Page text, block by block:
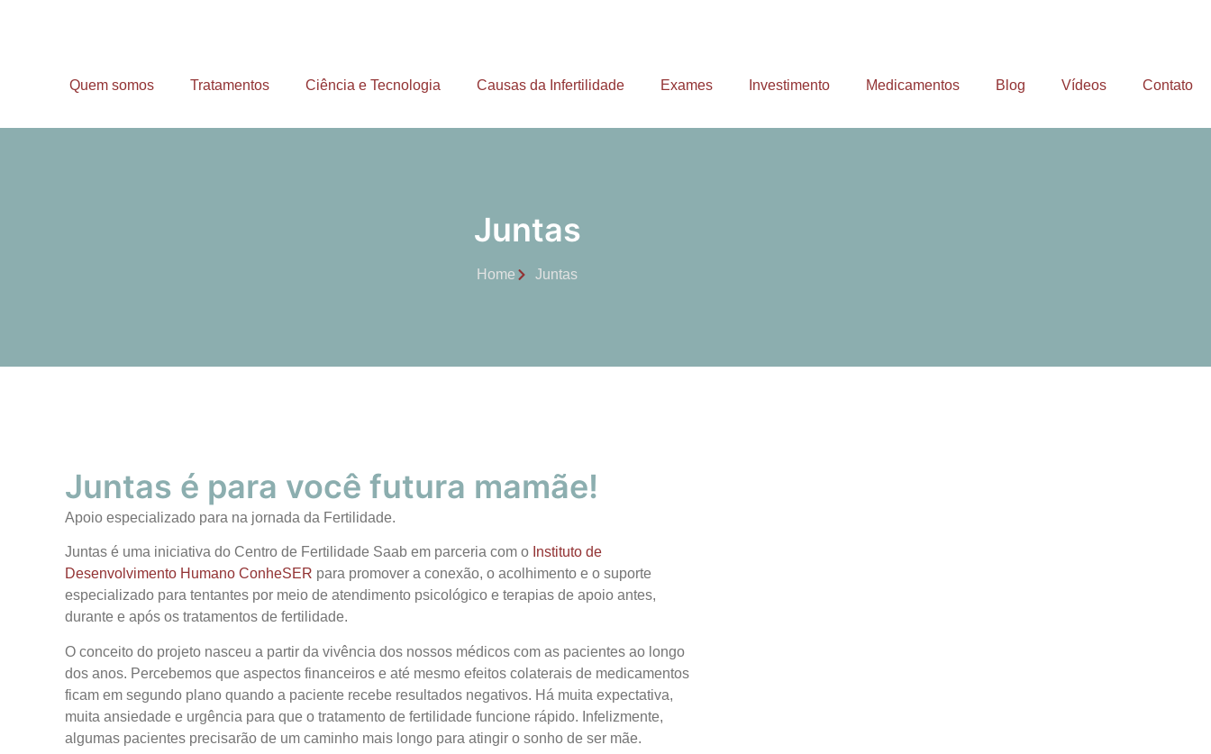
Quem somos Tratamentos Ciência e Tecnologia Causas da Infertilidade Exames Investimento Medicamentos Blog Vídeos Contato
Juntas
Home Juntas
Juntas é para você futura mamãe!
Apoio especializado para na jornada da Fertilidade.
Juntas é uma iniciativa do Centro de Fertilidade Saab em parceria com o Instituto de
Desenvolvimento Humano ConheSER para promover a conexão, o acolhimento e o suporte
especializado para tentantes por meio de atendimento psicológico e terapias de apoio antes,
durante e após os tratamentos de fertilidade.
O conceito do projeto nasceu a partir da vivência dos nossos médicos com as pacientes ao longo
dos anos. Percebemos que aspectos financeiros e até mesmo efeitos colaterais de medicamentos
ficam em segundo plano quando a paciente recebe resultados negativos. Há muita expectativa,
muita ansiedade e urgência para que o tratamento de fertilidade funcione rápido. Infelizmente,
algumas pacientes precisarão de um caminho mais longo para atingir o sonho de ser mãe.